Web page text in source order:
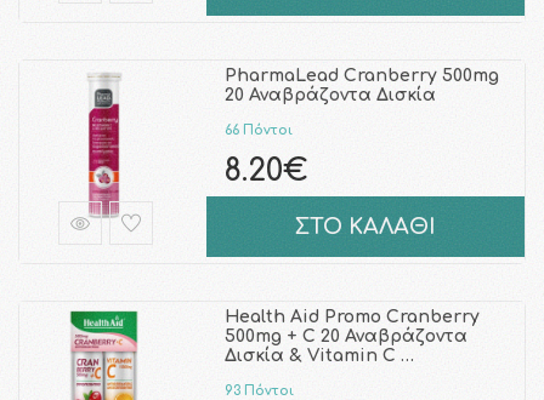
PharmaLead Cranberry 500mg
20 Αναβράζοντα Δισκία
66 Πόντοι
8.20€
ΣΤΟ ΚΑΛΑΘΙ
Health Aid Promo Cranberry
500mg + C 20 Αναβράζοντα
Δισκία & Vitamin C …
93 Πόντοι